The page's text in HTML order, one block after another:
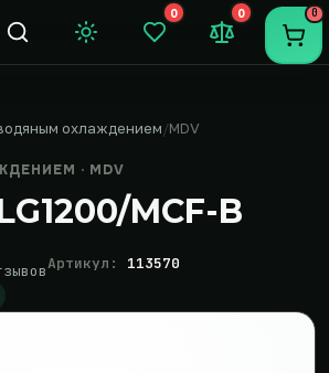
Темная тема
0
Закладки (0)
0
Сравнение
0
охлаждением MDV
· MDV
MCF-B
Артикул: 113570